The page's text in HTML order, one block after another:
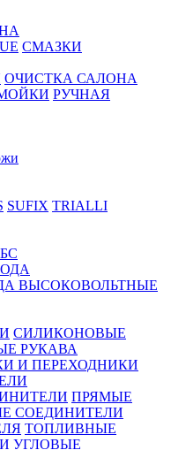
СМАЗКИ
ОЧИСТКА САЛОНА
РУЧНАЯ
SUFIX TRIALLI
ВЫСОКОВОЛЬТНЫЕ
СИЛИКОНОВЫЕ
РУКАВА
И ПЕРЕХОДНИКИ
ПРЯМЫЕ
СОЕДИНИТЕЛИ
ТОПЛИВНЫЕ
УГЛОВЫЕ